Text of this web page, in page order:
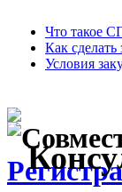
Что такое
Как сделать
Условия